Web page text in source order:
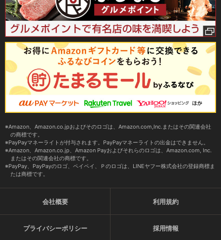
Amazon、Amazon.co.jpおよびそのロゴは、Amazon.com,Inc.またはその関連会社
の商標です。
PayPayマネーライトが付与されます。PayPayマネーライトの出金はできません。
Amazon、Amazon.co.jp、Amazon Payおよびそれらのロゴは、Amazon.com, Inc.
またはその関連会社の商標です。
PayPay、PayPayのロゴ、ペイペイ、Ｐのロゴは、LINEヤフー株式会社の登録商標ま
たは商標です。
会社概要 利用規約
プライバシーポリシー 採用情報